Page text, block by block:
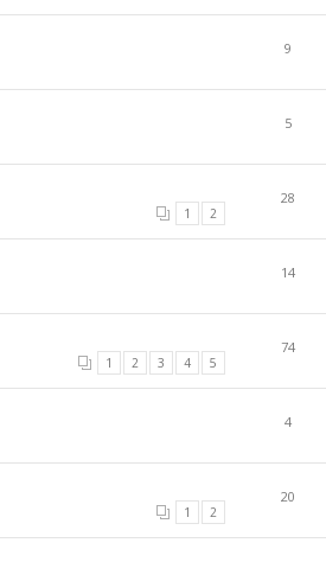
9
5
1 2
28
14
1 2 3 4 5
74
4
1 2
20